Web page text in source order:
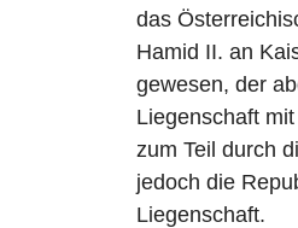
das
Hamid II. an
gewesen, der
Liegenschaft
zum Teil durch
jedoch die
Liegenschaft.